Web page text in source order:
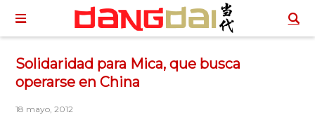
Solidaridad para Mica, que busca
operarse en China
18 mayo, 2012